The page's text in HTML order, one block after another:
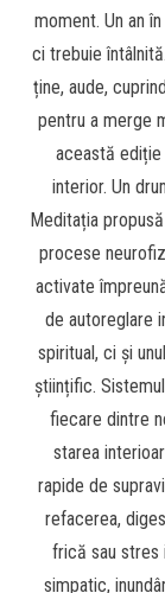
moment. Un an
ci trebuie
ține, aude,
pentru a merge
această ediție
interior. Un
Meditația
procese
activate
de autoreglare
spiritual, ci și
științific.
fiecare dintre
starea
rapide de
refacerea,
frică sau stres
simpatic,